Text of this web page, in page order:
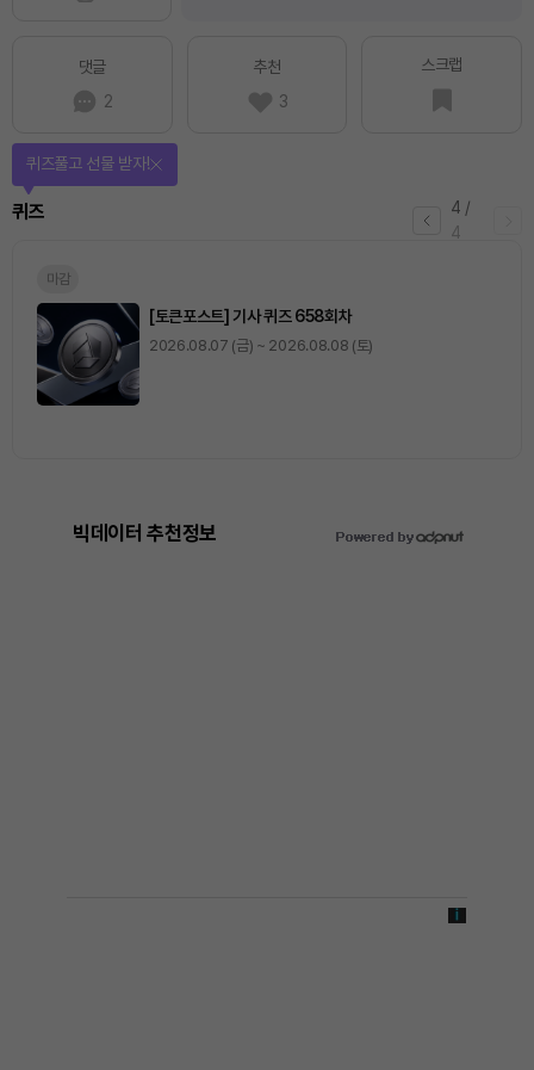
댓글
2
추천
3
스크랩
4 /
4
퀴즈
퀴즈풀고 선물 받자!
마감
[토큰포스트] 기사 퀴즈 658회차
2026.08.07 (금) ~ 2026.08.08 (토)
빅데이터 추천정보